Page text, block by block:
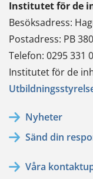
Institutet för de
Besöksadress:
Postadress: PB
Telefon: 0295 331
Institutet för de
Nyheter
Sänd din
Våra